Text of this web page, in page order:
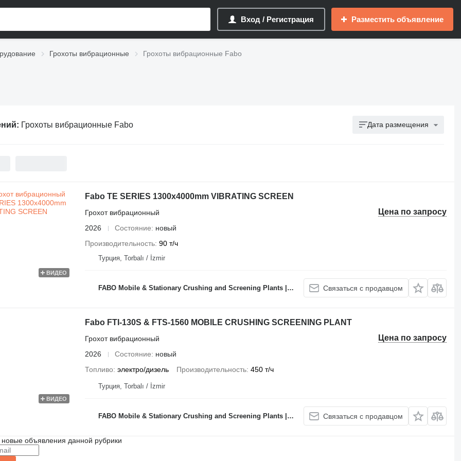
Вход / Регистрация Разместить объявление
Грохоты вибрационные Грохоты вибрационные Fabo
Грохоты вибрационные Fabo Дата размещения
ВИДЕО
Fabo TE SERIES 1300x4000mm VIBRATING SCREEN
Цена по запросу
Грохот вибрационный
2026
Состояние
новый
Производительность 90 т/ч
Турция, Torbalı / İzmir
FABO Mobile & Stationary Crushing and Screening Plants | Concrete Batching Plants Manufacturer Связаться с продавцом
ВИДЕО
Fabo FTI-130S & FTS-1560 MOBILE CRUSHING SCREENING PLANT
Цена по запросу
Грохот вибрационный
2026
Состояние
новый
Топливо электро/дизель Производительность 450 т/ч
Турция, Torbalı / İzmir
FABO Mobile & Stationary Crushing and Screening Plants | Concrete Batching Plants Manufacturer Связаться с продавцом
объявления данной рубрики